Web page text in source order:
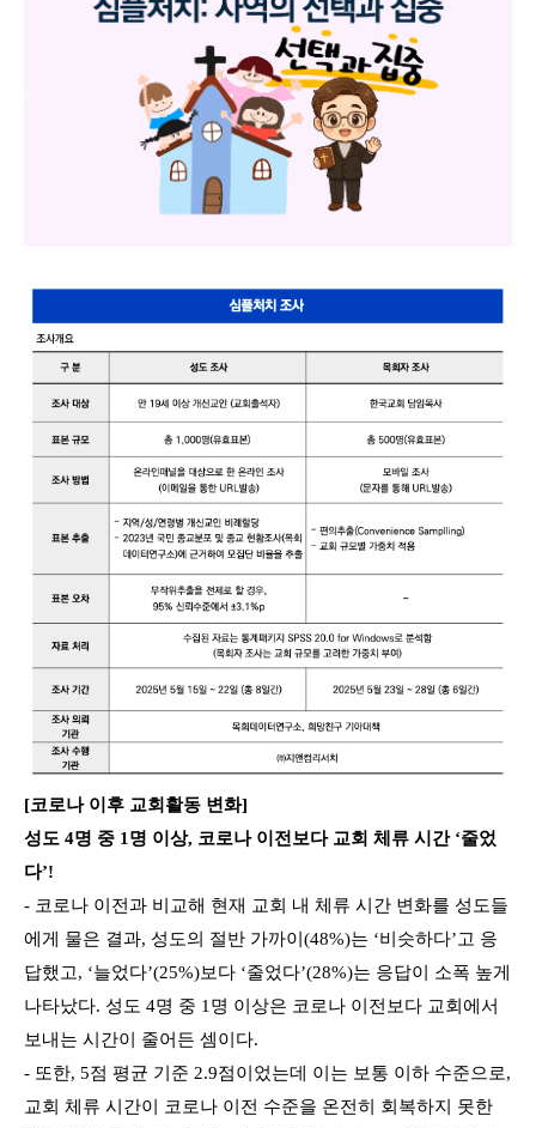
[코로나 이후 교회활동 변화]
성도 4명 중 1명 이상, 코로나 이전보다 교회 체류 시간 ‘줄었
다’!
- 코로나 이전과 비교해 현재 교회 내 체류 시간 변화를 성도들
에게 물은 결과, 성도의 절반 가까이(48%)는 ‘비슷하다’고 응
답했고, ‘늘었다’(25%)보다 ‘줄었다’(28%)는 응답이 소폭 높게
나타났다. 성도 4명 중 1명 이상은 코로나 이전보다 교회에서
보내는 시간이 줄어든 셈이다.
- 또한, 5점 평균 기준 2.9점이었는데 이는 보통 이하 수준으로,
교회 체류 시간이 코로나 이전 수준을 온전히 회복하지 못한